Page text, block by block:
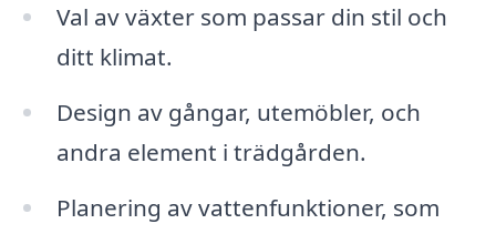
Val av växter som passar din stil och
ditt klimat.
Design av gångar, utemöbler, och
andra element i trädgården.
Planering av vattenfunktioner, som